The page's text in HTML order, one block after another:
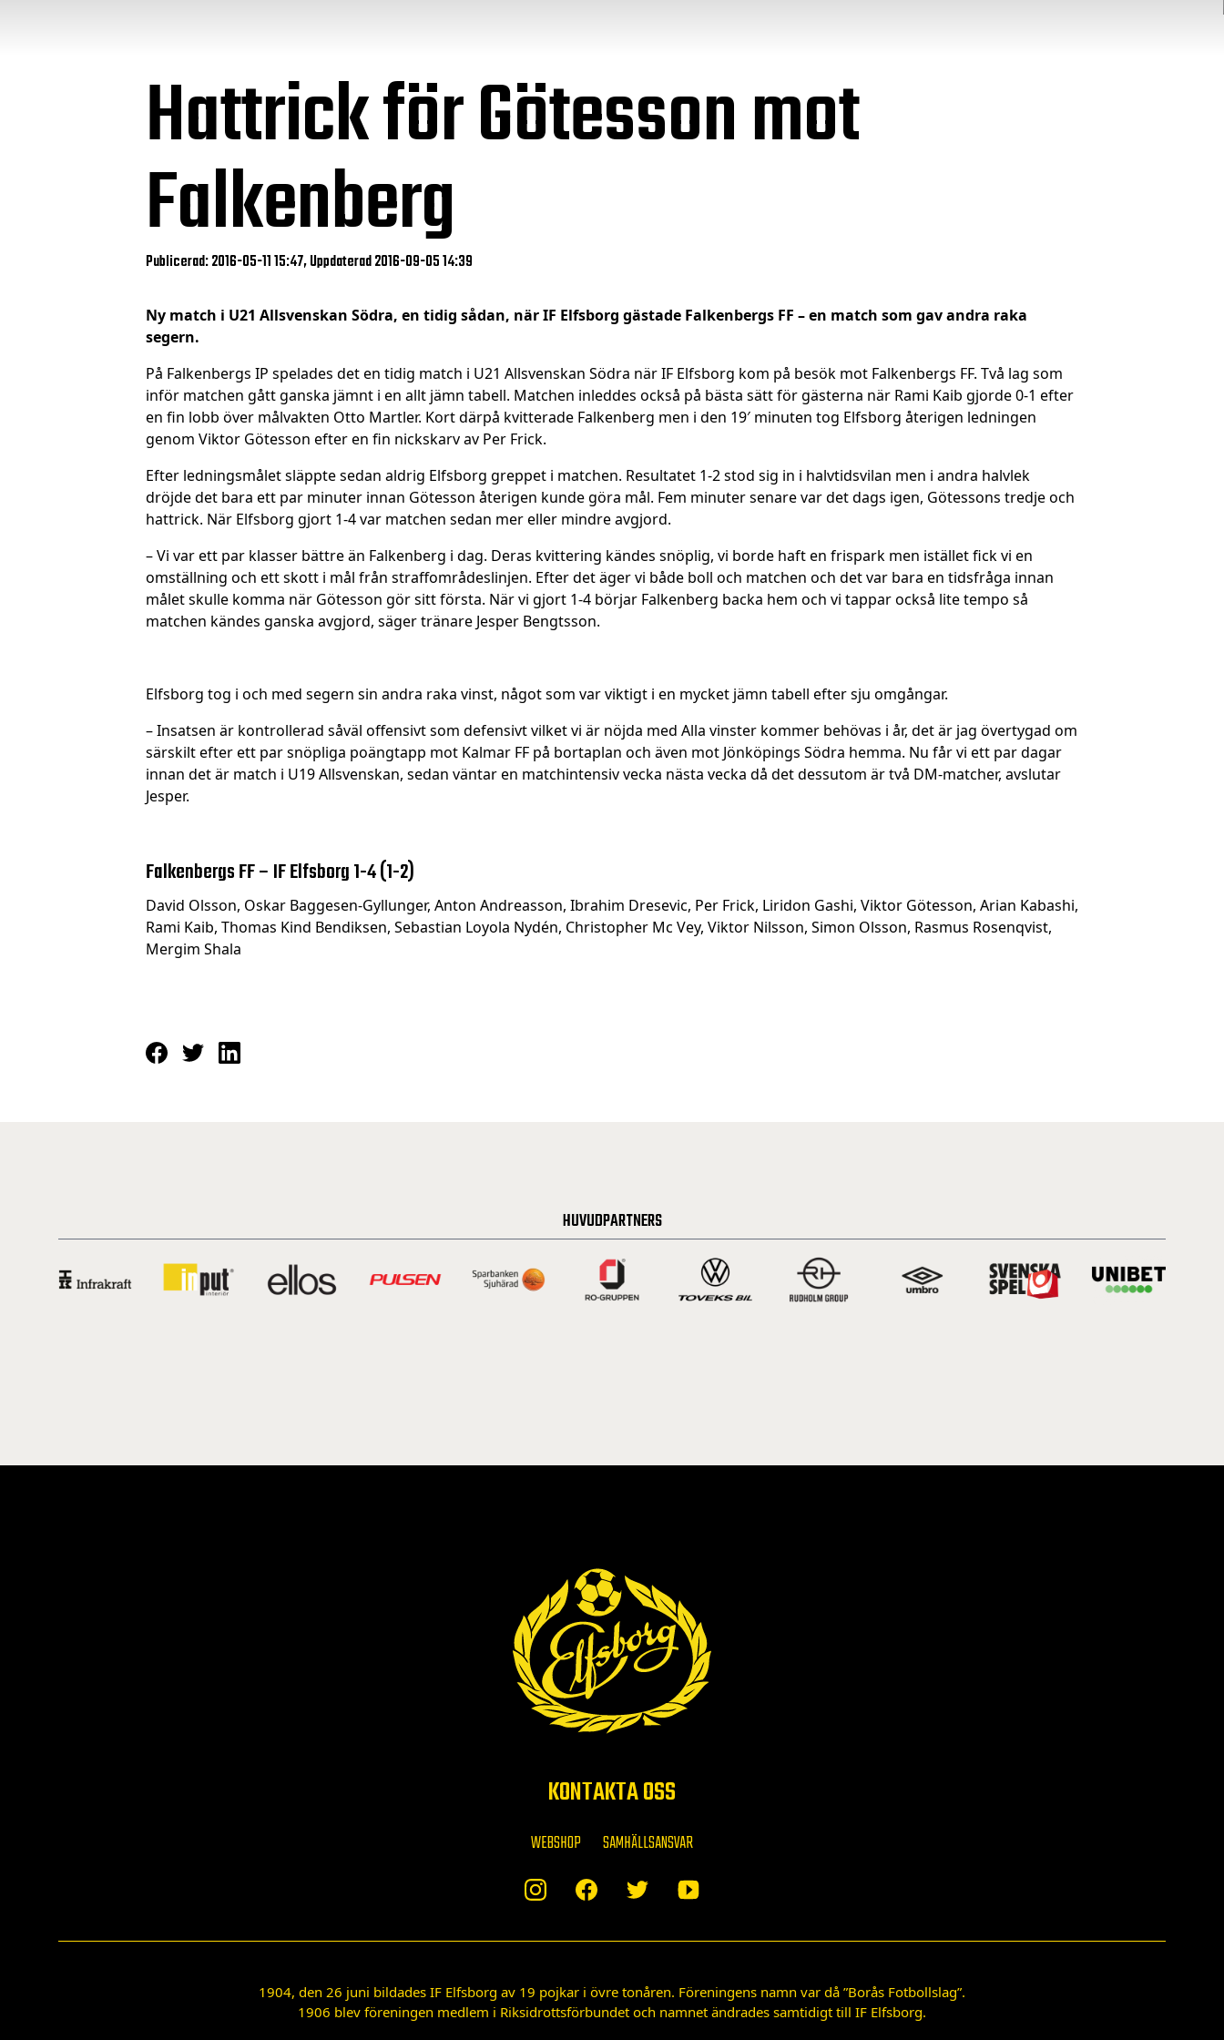
Hattrick för Götesson mot
Falkenberg
Publicerad: 2016-05-11 15:47, Uppdaterad 2016-09-05 14:39
Ny match i U21 Allsvenskan Södra, en tidig sådan, när IF Elfsborg gästade Falkenbergs FF – en match som gav andra raka
segern.
På Falkenbergs IP spelades det en tidig match i U21 Allsvenskan Södra när IF Elfsborg kom på besök mot Falkenbergs FF. Två lag som
inför matchen gått ganska jämnt i en allt jämn tabell. Matchen inleddes också på bästa sätt för gästerna när Rami Kaib gjorde 0-1 efter
en fin lobb över målvakten Otto Martler. Kort därpå kvitterade Falkenberg men i den 19′ minuten tog Elfsborg återigen ledningen
genom Viktor Götesson efter en fin nickskarv av Per Frick.
Efter ledningsmålet släppte sedan aldrig Elfsborg greppet i matchen. Resultatet 1-2 stod sig in i halvtidsvilan men i andra halvlek
dröjde det bara ett par minuter innan Götesson återigen kunde göra mål. Fem minuter senare var det dags igen, Götessons tredje och
hattrick. När Elfsborg gjort 1-4 var matchen sedan mer eller mindre avgjord.
– Vi var ett par klasser bättre än Falkenberg i dag. Deras kvittering kändes snöplig, vi borde haft en frispark men istället fick vi en
omställning och ett skott i mål från straffområdeslinjen. Efter det äger vi både boll och matchen och det var bara en tidsfråga innan
målet skulle komma när Götesson gör sitt första. När vi gjort 1-4 börjar Falkenberg backa hem och vi tappar också lite tempo så
matchen kändes ganska avgjord, säger tränare Jesper Bengtsson.
Elfsborg tog i och med segern sin andra raka vinst, något som var viktigt i en mycket jämn tabell efter sju omgångar.
– Insatsen är kontrollerad såväl offensivt som defensivt vilket vi är nöjda med Alla vinster kommer behövas i år, det är jag övertygad om
särskilt efter ett par snöpliga poängtapp mot Kalmar FF på bortaplan och även mot Jönköpings Södra hemma. Nu får vi ett par dagar
innan det är match i U19 Allsvenskan, sedan väntar en matchintensiv vecka nästa vecka då det dessutom är två DM-matcher, avslutar
Jesper.
Falkenbergs FF – IF Elfsborg 1-4 (1-2)
David Olsson, Oskar Baggesen-Gyllunger, Anton Andreasson, Ibrahim Dresevic, Per Frick, Liridon Gashi, Viktor Götesson, Arian Kabashi,
Rami Kaib, Thomas Kind Bendiksen, Sebastian Loyola Nydén, Christopher Mc Vey, Viktor Nilsson, Simon Olsson, Rasmus Rosenqvist,
Mergim Shala
HUVUDPARTNERS
KONTAKTA OSS
WEBSHOP SAMHÄLLSANSVAR
1904, den 26 juni bildades IF Elfsborg av 19 pojkar i övre tonåren. Föreningens namn var då ”Borås Fotbollslag”.
1906 blev föreningen medlem i Riksidrottsförbundet och namnet ändrades samtidigt till IF Elfsborg.